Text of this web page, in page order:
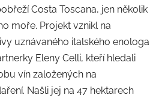
Costa Toscana, jen několik
moře. Projekt vznikl na
uznávaného italského enologa
Eleny Celli, kteří hledali
vín založených na
Našli jej na 47 hektarech